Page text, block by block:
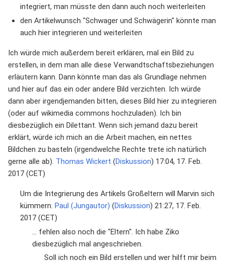
integriert, man müsste den dann auch noch weiterleiten
den Artikelwunsch "Schwager und Schwägerin" könnte man
auch hier integrieren und weiterleiten
Ich würde mich außerdem bereit erklären, mal ein Bild zu
erstellen, in dem man alle diese Verwandtschaftsbeziehungen
erläutern kann. Dann könnte man das als Grundlage nehmen
und hier auf das ein oder andere Bild verzichten. Ich würde
dann aber irgendjemanden bitten, dieses Bild hier zu integrieren
(oder auf wikimedia commons hochzuladen). Ich bin
diesbezüglich ein Dilettant. Wenn sich jemand dazu bereit
erklärt, würde ich mich an die Arbeit machen, ein nettes
Bildchen zu basteln (irgendwelche Rechte trete ich natürlich
gerne alle ab). Thomas Wickert (Diskussion) 17:04, 17. Feb.
2017 (CET)
Um die Integrierung des Artikels Großeltern will Marvin sich
kümmern. Paul (Jungautor) (Diskussion) 21:27, 17. Feb.
2017 (CET)
... fehlen also noch die "Eltern". Ich habe Ziko
diesbezüglich mal angeschrieben.
Soll ich noch ein Bild erstellen und wer hilft mir beim